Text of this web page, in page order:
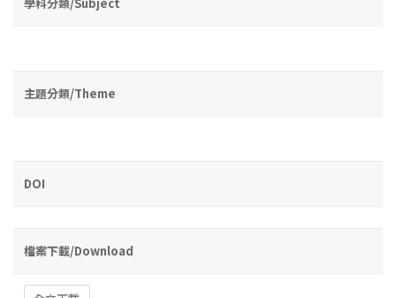
主題分類/Theme
DOI
檔案下載/Download